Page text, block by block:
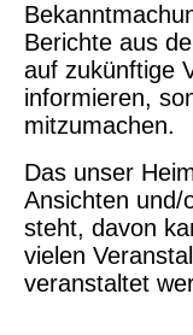
Berichte aus
auf zukünftige
informieren,
mitzumachen.
Das unser
Ansichten und/
steht, davon
vielen
veranstaltet